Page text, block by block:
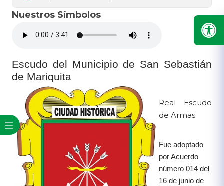
Nuestros Símbolos
​Escudo del Municipio de San Sebastián
de Mariquita
Real Escudo
de Armas
Fue adoptado
por Acuerdo
número 014 del
16 de junio de